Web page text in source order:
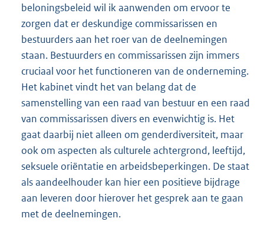
beloningsbeleid wil ik aanwenden om ervoor te
zorgen dat er deskundige commissarissen en
bestuurders aan het roer van de deelnemingen
staan. Bestuurders en commissarissen zijn immers
cruciaal voor het functioneren van de onderneming.
Het kabinet vindt het van belang dat de
samenstelling van een raad van bestuur en een raad
van commissarissen divers en evenwichtig is. Het
gaat daarbij niet alleen om genderdiversiteit, maar
ook om aspecten als culturele achtergrond, leeftijd,
seksuele oriëntatie en arbeidsbeperkingen. De staat
als aandeelhouder kan hier een positieve bijdrage
aan leveren door hierover het gesprek aan te gaan
met de deelnemingen.